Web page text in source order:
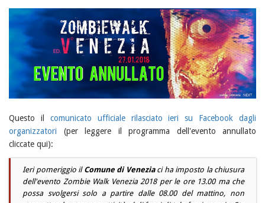
Questo il comunicato ufficiale rilasciato ieri su Facebook dagli
organizzatori (per leggere il programma dell'evento annullato
cliccate qui):
Ieri pomeriggio il Comune di Veneziaci ha imposto la chiusura
dell'evento Zombie Walk Venezia 2018 per le ore 13.00 ma che
possa svolgersi solo a partire dalle 08.00 del mattino, non